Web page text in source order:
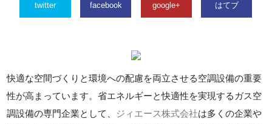
twitter facebook google+ はてブ
快適な空間づくりと環境への配慮を両立させる空調設備の重要
性が高まっています。省エネルギーと快適性を実現するガス空
調設備の専門企業として、
ジィエース株式会社は多くの企業や